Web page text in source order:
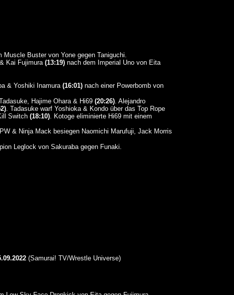
Muscle Buster von Yone gegen Taniguchi.
Kai Fujimura (13:19)nach dem Imperial Uno von Eita
& Yoshiki Inamura (16:01)nach einer Powerbomb von
Hajime Ohara & Hi69 (20:26). Alejandro
. Tadasuke warf Yoshioka & Kondo über das Top Rope
Switch (18:10). Kotoge eliminierte Hi69 mit einem
& Ninja Mack besiegen Naomichi Marufuji, Jack Morris
Leglock von Sakuraba gegen Funaki.
(Samurai! TV/Wrestle Universe)